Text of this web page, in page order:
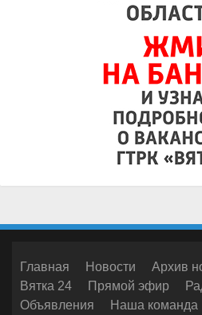
Главная Новости Архив
Вятка 24
Прямой эфир
Объявления
Наша команда